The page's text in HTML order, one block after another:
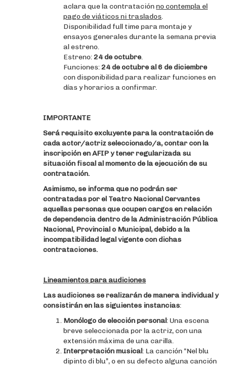
aclara que la contrataciónno contempla el
pago de viáticos ni traslados.
Disponibilidad full time para montaje y
ensayos generales durante la semana previa
al estreno.
Estreno:24 de octubre.
Funciones:24 de octubre al 6 de diciembre
con disponibilidad para realizar funciones en
días y horarios a confirmar.
IMPORTANTE
Será requisito excluyente para la contratación de
cada actor/actriz seleccionado/a, contar con la
inscripción en AFIP y tener regularizada su
situación fiscal al momento de la ejecución de su
contratación.
Asimismo, se informa que no podrán ser
contratadas por el Teatro Nacional Cervantes
aquellas personas que ocupen cargos en relación
de dependencia dentro de la Administración Pública
Nacional, Provincial o Municipal, debido a la
incompatibilidad legal vigente con dichas
contrataciones.
Lineamientos para audiciones
Las audiciones se realizarán de manera individual y
consistirán en las siguientes instancias:
Monólogo de elección personal: Una escena
breve seleccionada por la actriz, con una
extensión máxima de una carilla.
Interpretación musical: La canción “Nel blu
dipinto di blu”, o en su defecto alguna canción